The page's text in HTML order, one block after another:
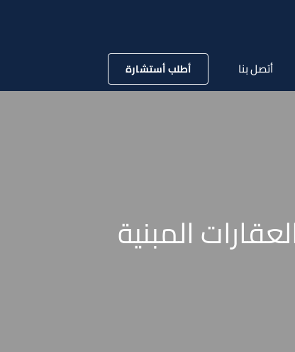
أتصل بنا أطلب أستشارة